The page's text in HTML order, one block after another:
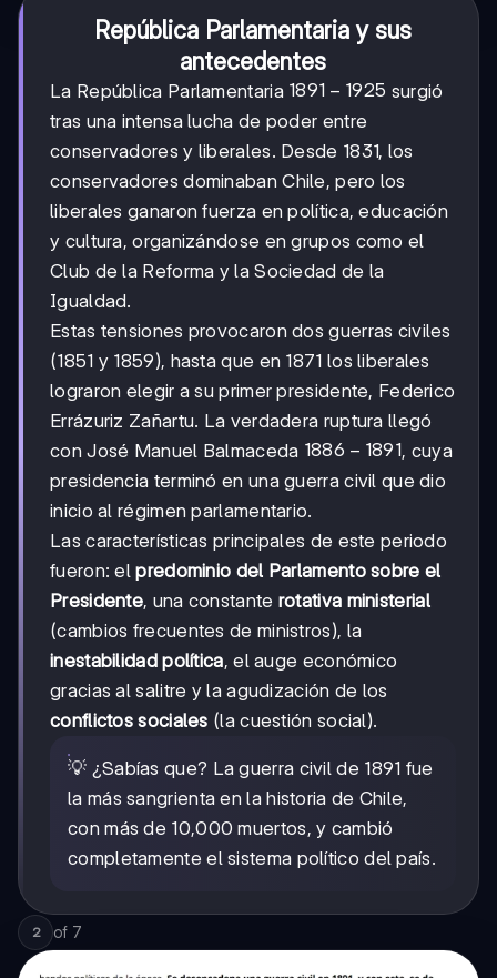
República Parlamentaria y sus
antecedentes
La República Parlamentaria 1891-
1925
1891 − 1925 surgió
tras una intensa lucha de poder entre
conservadores y liberales. Desde 1831, los
conservadores dominaban Chile, pero los
liberales ganaron fuerza en política, educación
y cultura, organizándose en grupos como el
Club de la Reforma y la Sociedad de la
Igualdad.
Estas tensiones provocaron dos guerras civiles
(1851 y 1859), hasta que en 1871 los liberales
lograron elegir a su primer presidente, Federico
Errázuriz Zañartu. La verdadera ruptura llegó
con José Manuel Balmaceda 1886-
1891
1886 − 1891, cuya
presidencia terminó en una guerra civil que dio
inicio al régimen parlamentario.
Las características principales de este periodo
fueron: elpredominio del Parlamento sobre el
Presidente, una constante rotativa ministerial
(cambios frecuentes de ministros), la
inestabilidad política, el auge económico
gracias al salitre y la agudización de los
conflictos sociales (la cuestión social).
💡 ¿Sabías que? La guerra civil de 1891 fue
la más sangrienta en la historia de Chile,
con más de 10,000 muertos, y cambió
completamente el sistema político del país.
2 of 7